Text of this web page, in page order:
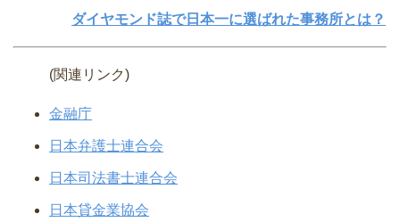
ダイヤモンド誌で日本一に選ばれた事務所とは？
(関連リンク)
金融庁
日本弁護士連合会
日本司法書士連合会
日本貸金業協会